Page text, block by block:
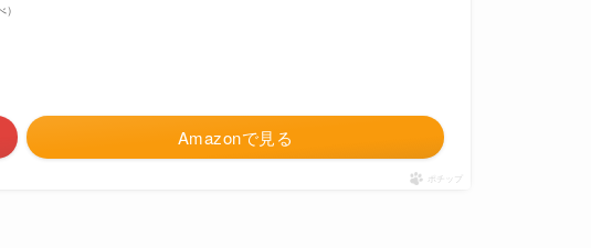
Amazonで見る
ポチップ